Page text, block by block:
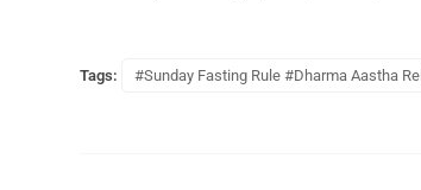
Tags: #Sunday Fasting Rule #Dharma Aastha